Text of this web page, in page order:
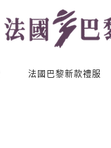
法國巴黎新款禮服